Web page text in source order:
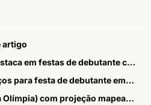
artigo
Por que a Bisutti se destaca em festas de debutante com tecnologia avançada em SP
Os 10 principais espaços para festa de debutante em SP
1. Casa Bisutti (Vila Olímpia) com projeção mapeada 180º